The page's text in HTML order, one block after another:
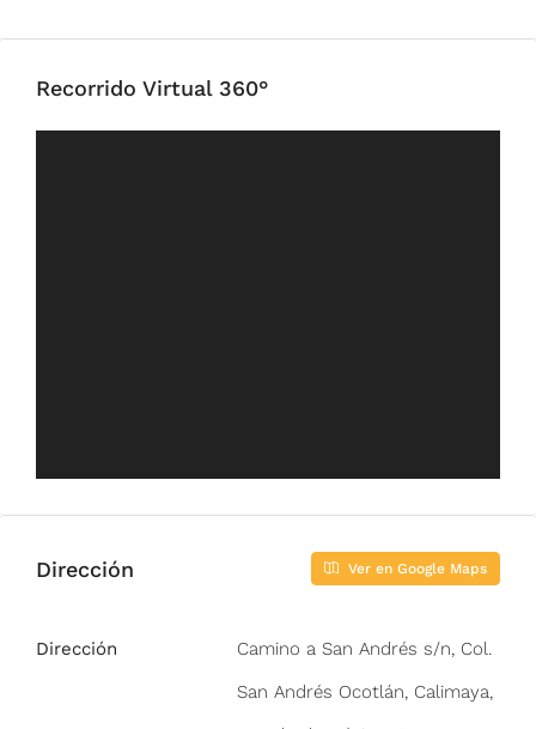
Recorrido Virtual 360°
Dirección Ver en Google Maps
Dirección
Camino a San Andrés s/n, Col.
San Andrés Ocotlán, Calimaya,